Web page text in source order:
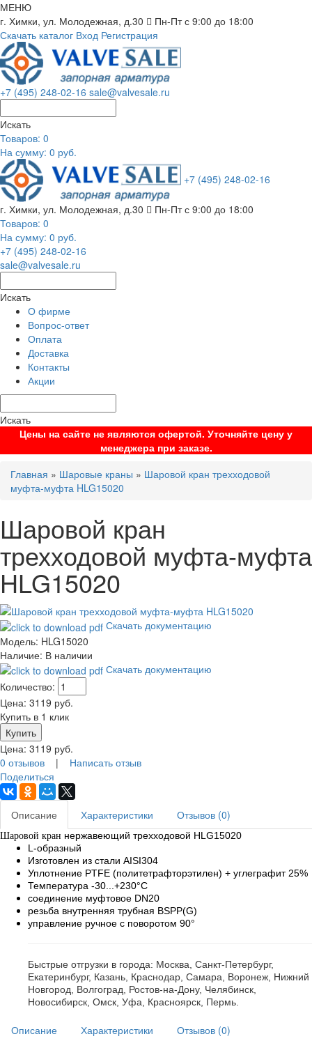
МЕНЮ
г. Химки, ул. Молодежная, д.30
Пн-Пт с 9:00 до 18:00
Скачать каталог Вход Регистрация
+7 (495) 248-02-16 sale@valvesale.ru
Искать
Товаров: 0
На сумму: 0 руб.
+7 (495) 248-02-16
г. Химки, ул. Молодежная, д.30
Пн-Пт с 9:00 до 18:00
Товаров: 0
На сумму: 0 руб.
+7 (495) 248-02-16
sale@valvesale.ru
Искать
О фирме
Вопрос-ответ
Оплата
Доставка
Контакты
Акции
Искать
Цены на сайте не являются офертой. Уточняйте цену у
менеджера при заказе.
Главная » Шаровые краны » Шаровой кран трехходовой
муфта-муфта HLG15020
Шаровой кран
трехходовой муфта-муфта
HLG15020
Скачать документацию
Модель: HLG15020
Наличие: В наличии
Скачать документацию
Количество:
Цена: 3119 руб.
Купить в 1 клик
Цена: 3119 руб.
0 отзывов | Написать отзыв
Поделиться
Описание Характеристики Отзывов (0)
Шаровой кран нержавеющий трехходовой HLG15020
L-образный
Изготовлен из стали AISI304
Уплотнение PTFE (политетрафторэтилен) + углеграфит 25%
Температура -30...+230°С
соединение муфтовое DN20
резьба внутренняя трубная BSPP(G)
управление ручное с поворотом 90°
Быстрые отгрузки в города: Москва, Санкт-Петербург,
Екатеринбург, Казань, Краснодар, Самара, Воронеж, Нижний
Новгород, Волгоград, Ростов-на-Дону, Челябинск,
Новосибирск, Омск, Уфа, Красноярск, Пермь.
Описание Характеристики
Отзывов (0)